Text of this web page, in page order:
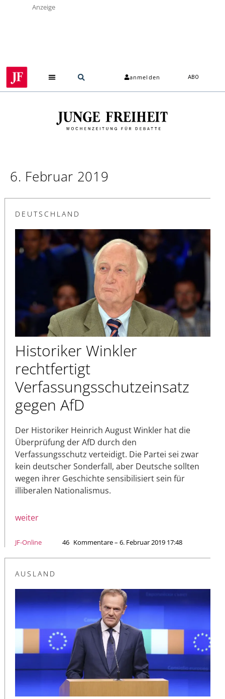
Anzeige
anmelden ABO
6. Februar 2019
DEUTSCHLAND
Historiker Winkler
rechtfertigt
Verfassungsschutzeinsatz
gegen AfD
Der Historiker Heinrich August Winkler hat die
Überprüfung der AfD durch den
Verfassungsschutz verteidigt. Die Partei sei zwar
kein deutscher Sonderfall, aber Deutsche sollten
wegen ihrer Geschichte sensibilisiert sein für
illiberalen Nationalismus.
weiter
JF-Online 46 Kommentare – 6. Februar 2019 17:48
AUSLAND